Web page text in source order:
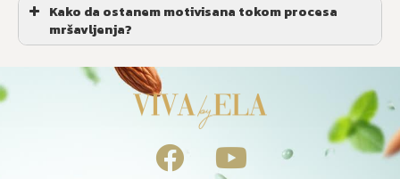
Kako da ostanem motivisana tokom procesa
mršavljenja?